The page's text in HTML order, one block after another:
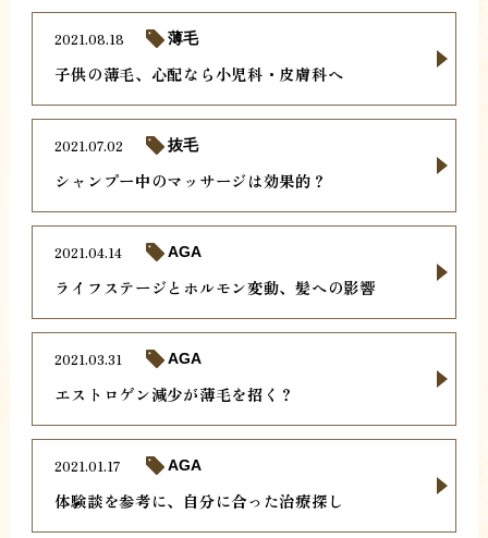
子供の薄毛、心配なら小児科・皮膚科へ
2021.08.18 薄毛
シャンプー中のマッサージは効果的？
2021.07.02 抜毛
ライフステージとホルモン変動、髪への影響
2021.04.14 AGA
エストロゲン減少が薄毛を招く？
2021.03.31 AGA
体験談を参考に、自分に合った治療探し
2021.01.17 AGA